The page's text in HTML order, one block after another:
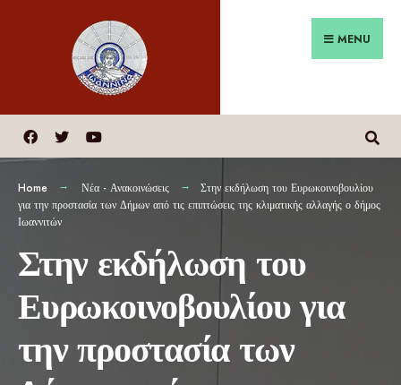
MENU
Home Νέα - Ανακοινώσεις
Στην εκδήλωση του Ευρωκοινοβουλίου
για την προστασία των Δήμων από τις επιπτώσεις της κλιματικής αλλαγής ο δήμος
Ιωαννιτών
Στην εκδήλωση του
Ευρωκοινοβουλίου για
την προστασία των